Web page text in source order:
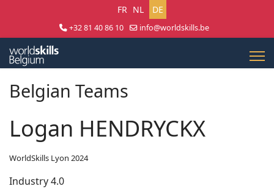
Sprache auswählen
FR NL DE
+32 81 40 86 10
info@worldskills.be
Belgian Teams
Logan HENDRYCKX
WorldSkills Lyon 2024
Industry 4.0